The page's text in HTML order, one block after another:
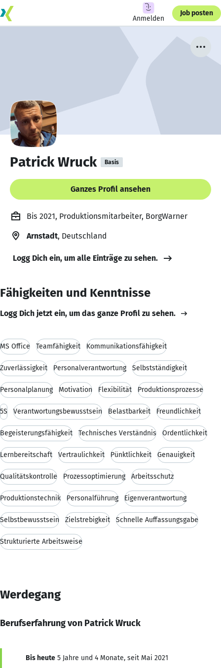
Anmelden
Job posten
Patrick Wruck Basis
Ganzes Profil ansehen
Bis 2021, Produktionsmitarbeiter, BorgWarner
Arnstadt, Deutschland
Logg Dich ein, um alle Einträge zu sehen.
Fähigkeiten und Kenntnisse
Logg Dich jetzt ein, um das ganze Profil zu sehen.
MS Office Teamfähigkeit Kommunikationsfähigkeit
Zuverlässigkeit Personalverantwortung Selbstständigkeit
Personalplanung Motivation Flexibilität Produktionsprozesse
5S Verantwortungsbewusstsein Belastbarkeit Freundlichkeit
Begeisterungsfähigkeit Technisches Verständnis Ordentlichkeit
Lernbereitschaft Vertraulichkeit Pünktlichkeit Genauigkeit
Qualitätskontrolle Prozessoptimierung Arbeitsschutz
Produktionstechnik Personalführung Eigenverantwortung
Selbstbewusstsein Zielstrebigkeit Schnelle Auffassungsgabe
Strukturierte Arbeitsweise
Werdegang
Berufserfahrung von Patrick Wruck
Bis heute 5 Jahre und 4 Monate, seit Mai 2021